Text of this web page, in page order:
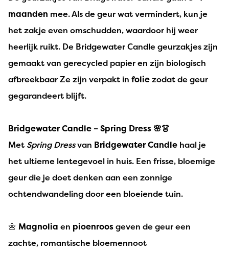
maanden mee. Als de geur wat vermindert, kun je
het zakje even omschudden, waardoor hij weer
heerlijk ruikt. De Bridgewater Candle geurzakjes zijn
gemaakt van gerecycled papier en zijn biologisch
afbreekbaar Ze zijn verpakt in foliezodat de geur
gegarandeert blijft.
Bridgewater Candle – Spring Dress 🌸👗
Met Spring Dressvan Bridgewater Candle haal je
het ultieme lentegevoel in huis. Een frisse, bloemige
geur die je doet denken aan een zonnige
ochtendwandeling door een bloeiende tuin.
🌼 Magnolia en pioenroosgeven de geur een
zachte, romantische bloemennoot